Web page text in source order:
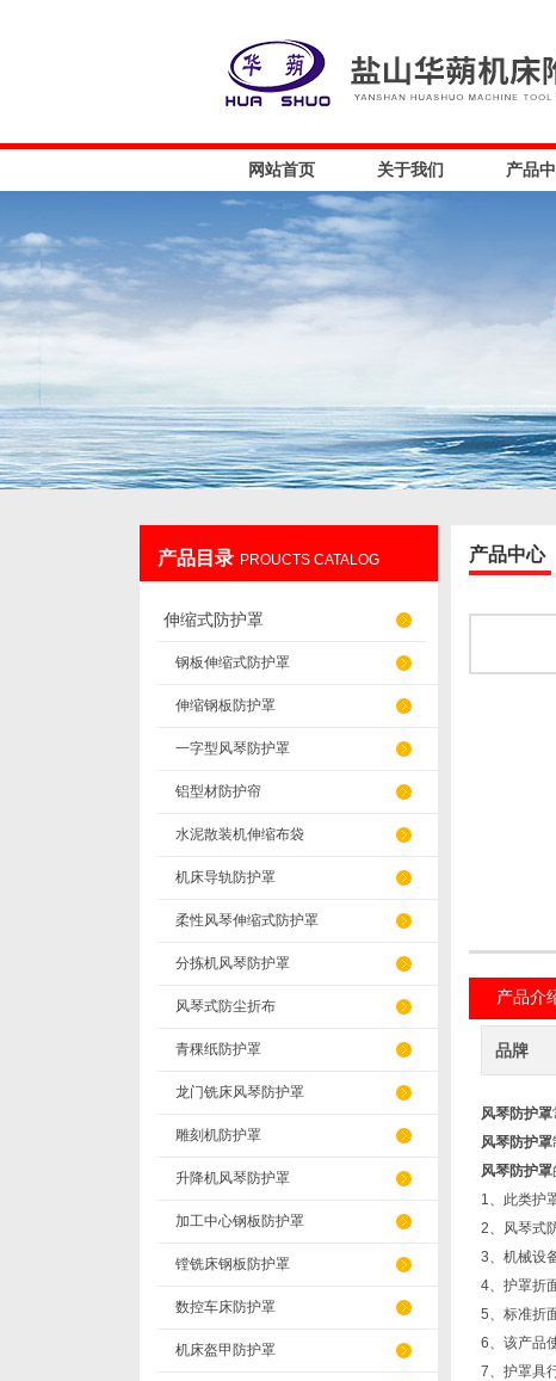
网站首页 关于我们 产品
产品目录 PROUCTS CATALOG
伸缩式防护罩
钢板伸缩式防护罩
伸缩钢板防护罩
一字型风琴防护罩
铝型材防护帘
水泥散装机伸缩布袋
机床导轨防护罩
柔性风琴伸缩式防护罩
分拣机风琴防护罩
风琴式防尘折布
青稞纸防护罩
龙门铣床风琴防护罩
雕刻机防护罩
升降机风琴防护罩
加工中心钢板防护罩
镗铣床钢板防护罩
数控车床防护罩
机床盔甲防护罩
产品中心
产品介
品牌
风琴防护罩
风琴防护罩
风琴防护罩
1、此类护
2、风琴式
3、机械设
4、护罩折
5、标准折
6、该产品
7、护罩具